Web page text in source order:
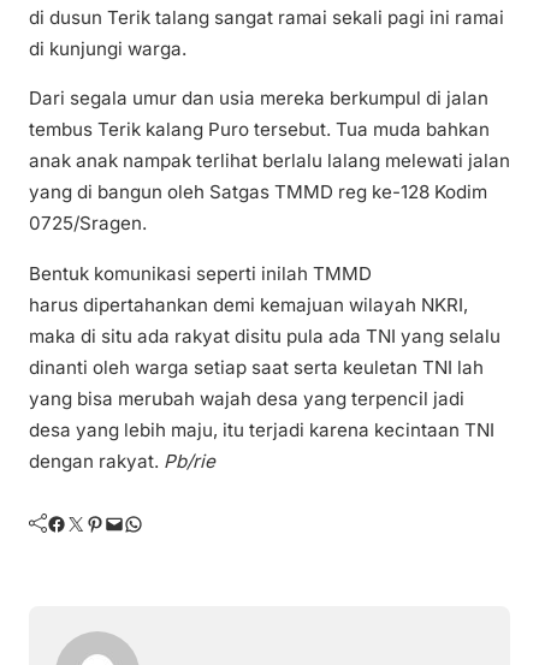
di dusun Terik talang sangat ramai sekali pagi ini ramai
di kunjungi warga.
Dari segala umur dan usia mereka berkumpul di jalan
tembus Terik kalang Puro tersebut. Tua muda bahkan
anak anak nampak terlihat berlalu lalang melewati jalan
yang di bangun oleh Satgas TMMD reg ke-128 Kodim
0725/Sragen.
Bentuk komunikasi seperti inilah TMMD
harus dipertahankan demi kemajuan wilayah NKRI,
maka di situ ada rakyat disitu pula ada TNI yang selalu
dinanti oleh warga setiap saat serta keuletan TNI lah
yang bisa merubah wajah desa yang terpencil jadi
desa yang lebih maju, itu terjadi karena kecintaan TNI
dengan rakyat. Pb/rie
Facebook Twitter Pinterest Mail WhatsApp